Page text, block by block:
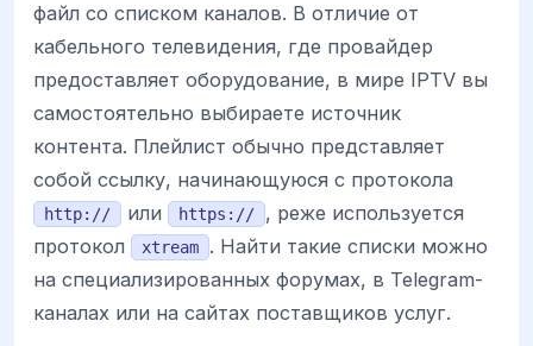
файл со списком каналов. В отличие от
кабельного телевидения, где провайдер
предоставляет оборудование, в мире IPTV вы
самостоятельно выбираете источник
контента. Плейлист обычно представляет
собой ссылку, начинающуюся с протокола
http:// или https://
, реже используется
протокол
xtream
. Найти такие списки можно
на специализированных форумах, в Telegram-
каналах или на сайтах поставщиков услуг.